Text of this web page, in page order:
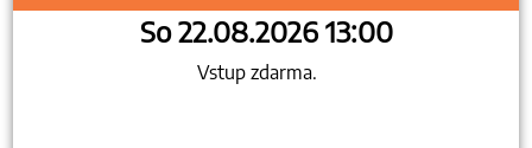
So 22.08.2026 13:00
Vstup zdarma.